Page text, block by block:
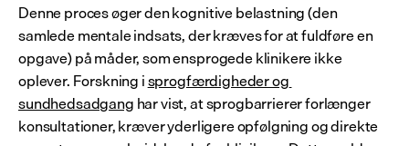
Denne proces øger den kognitive belastning (den
samlede mentale indsats, der kræves for at fuldføre en
opgave) på måder, som ensprogede klinikere ikke
oplever. Forskning i sprogfærdigheder og
sundhedsadgang har vist, at sprogbarrierer forlænger
konsultationer, kræver yderligere opfølgning og direkte